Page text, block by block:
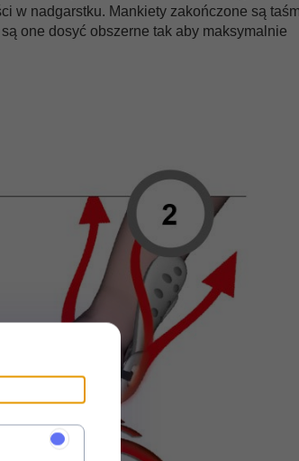
w nadgarstku. Mankiety zakończone są
one dosyć obszerne tak aby maksymalnie